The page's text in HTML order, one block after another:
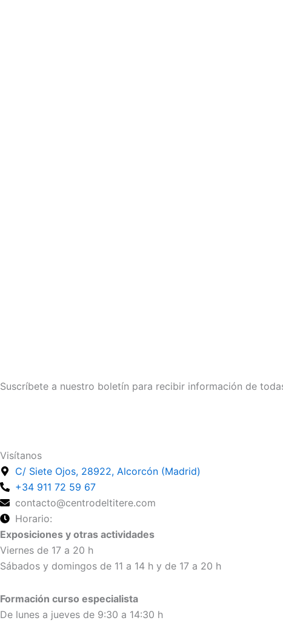
Suscríbete a nuestro boletín para recibir información de
Visítanos
C/ Siete Ojos, 28922, Alcorcón (Madrid)
+34 911 72 59 67
contacto@centrodeltitere.com
Horario:
Exposiciones y otras actividades
Viernes de 17 a 20 h
Sábados y domingos de 11 a 14 h y de 17 a 20 h
Formación curso especialista
De lunes a jueves de 9:30 a 14:30 h